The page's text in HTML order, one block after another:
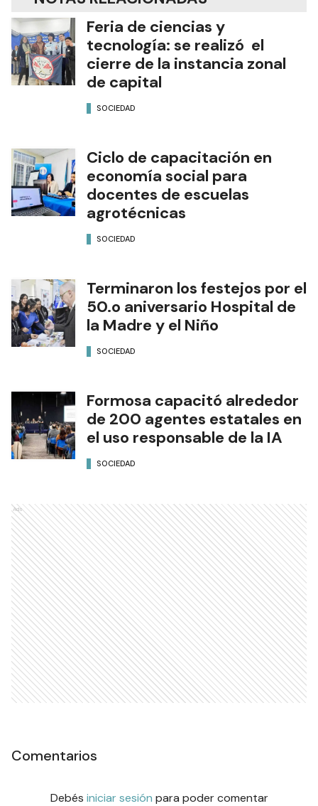
Feria de ciencias y
tecnología: se realizó el
cierre de la instancia zonal
de capital
SOCIEDAD
Ciclo de capacitación en
economía social para
docentes de escuelas
agrotécnicas
SOCIEDAD
Terminaron los festejos por el
50.o aniversario Hospital de
la Madre y el Niño
SOCIEDAD
Formosa capacitó alrededor
de 200 agentes estatales en
el uso responsable de la IA
SOCIEDAD
Ads
Comentarios
Debés iniciar sesión para poder comentar